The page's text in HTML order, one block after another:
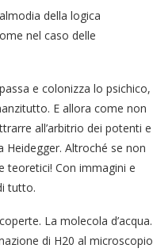
della logica
nel caso delle
e colonizza lo psichico,
E allora come non
all’arbitrio dei potenti e
Heidegger. Altroché se non
teoretici! Con immagini e
tutto.
La molecola d’acqua.
di H20 al microscopio